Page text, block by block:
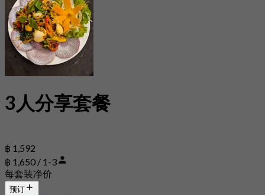
3人分享套餐
฿ 1,592
฿ 1,650 / 1-3
每套装净价
预订